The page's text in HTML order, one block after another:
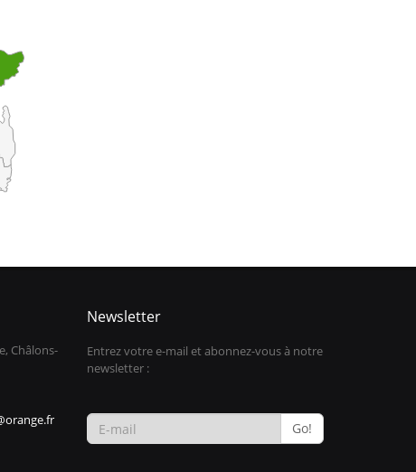
Châlons-
Newsletter
Entrez votre e-mail et abonnez-vous à notre
newsletter :
Go!